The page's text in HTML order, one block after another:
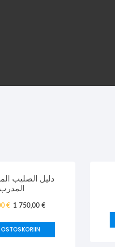
دليل الصليب
المدرب
€ 1 750,00 €